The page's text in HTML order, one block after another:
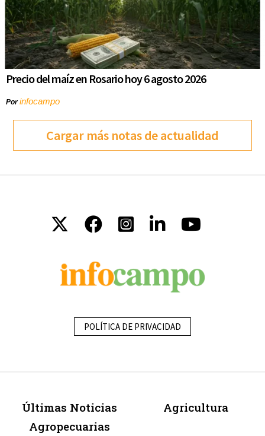
Precio del maíz en Rosario hoy 6 agosto 2026
Porinfocampo
Cargar más notas de actualidad
POLÍTICA DE PRIVACIDAD
Últimas Noticias
Agropecuarias
Agricultura